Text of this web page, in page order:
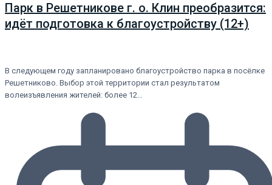
Парк в Решетникове г. о. Клин преобразится:
идёт подготовка к благоустройству (12+)
В следующем году запланировано благоустройство парка в посёлке
Решетниково. Выбор этой территории стал результатом
волеизъявления жителей: более 12…